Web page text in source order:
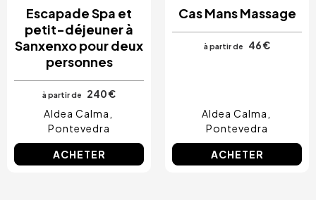
Escapade Spa et
petit-déjeuner à
Sanxenxo pour deux
personnes
à partir de
240 €
Aldea Calma
Pontevedra
ACHETER
Cas Mans Massage
à partir de 46 €
Aldea Calma
Pontevedra
ACHETER